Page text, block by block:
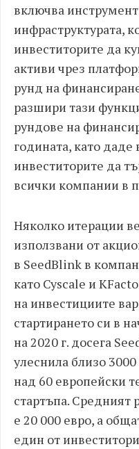
включва
инфраструктурата,
инвеститорите да
активи чрез
рунд на
разшири тази
рундове на
годината, като даде
инвеститорите да
всички компании в
Няколко итерации
използвани от
в SeedBlink в
като Cyscale и
на инвестициите
стартирането си в
на 2020 г. досега
улеснилa близо 3000
над 60 европейски
стартъпа. Средният
е 20 000 евро, а
един от